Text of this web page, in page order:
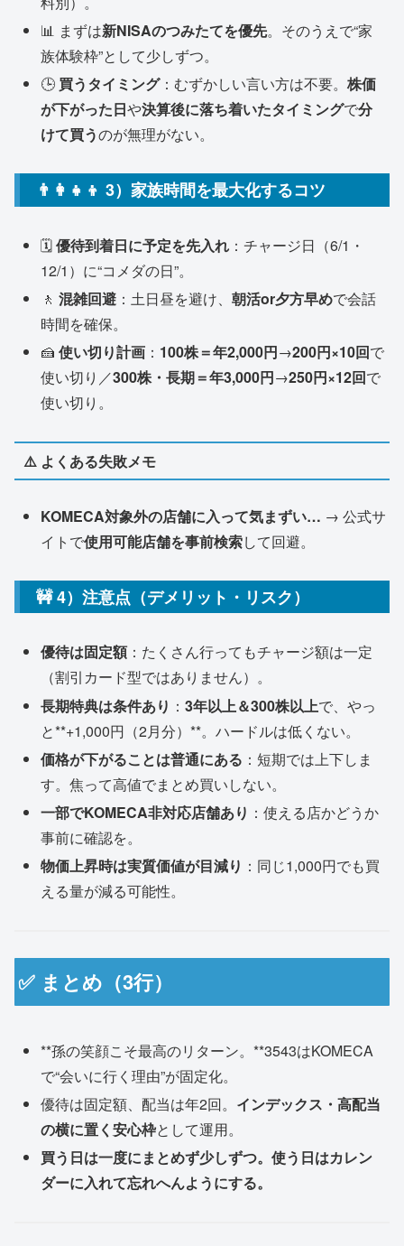
📊 まずは新NISAのつみたてを優先。そのうえで“家
族体験枠”として少しずつ。
🕒 買うタイミング：むずかしい言い方は不要。株価
が下がった日や決算後に落ち着いたタイミングで分
けて買うのが無理がない。
👨‍👩‍👧‍👦 3）家族時間を最大化するコツ
🗓️優待到着日に予定を先入れ ：チャージ日（6/1・
12/1）に“コメダの日”。
🚶混雑回避 ：土日昼を避け、朝活or夕方早めで会話
時間を確保。
🍰使い切り計画 ： 100株＝年2,000円→200円×10回で
使い切り／300株・長期＝年3,000円→250円×12回で
使い切り。
⚠️ よくある失敗メモ
KOMECA対象外の店舗に入って気まずい… → 公式サ
イトで使用可能店舗を事前検索して回避。
🚧 4）注意点（デメリット・リスク）
優待は固定額：たくさん行ってもチャージ額は一定
（割引カード型ではありません）。
長期特典は条件あり ：3年以上＆300株以上で、やっ
と**+1,000円（2月分）**。ハードルは低くない。
価格が下がることは普通にある ：短期では上下しま
す。焦って高値でまとめ買いしない。
一部でKOMECA非対応店舗あり ：使える店かどうか
事前に確認を。
物価上昇時は実質価値が目減り ：同じ1,000円でも買
える量が減る可能性。
✅ まとめ（3行）
**孫の笑顔こそ最高のリターン。**3543はKOMECA
で“会いに行く理由”が固定化。
優待は固定額、配当は年2回。 インデックス・高配当
の横に置く安心枠として運用。
買う日は一度にまとめず少しずつ。使う日はカレン
ダーに入れて忘れへんようにする。